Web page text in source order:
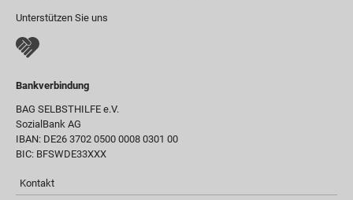
Unterstützen Sie uns
Bankverbindung
BAG SELBSTHILFE e.V.
SozialBank AG
IBAN: DE26 3702 0500 0008 0301 00
BIC: BFSWDE33XXX
Kontakt